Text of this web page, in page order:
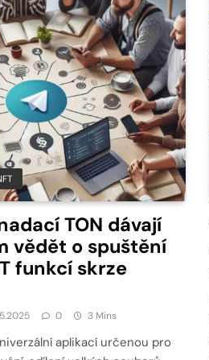
TON dávají
vědět o spuštění
funkcí skrze
0 3 Mins
aplikací určenou pro